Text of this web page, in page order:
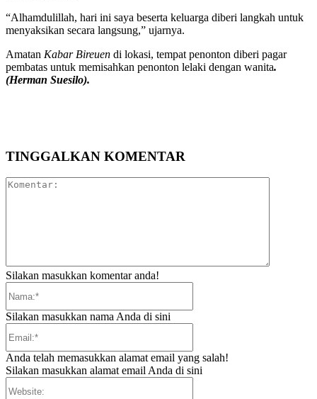
“Alhamdulillah, hari ini saya beserta keluarga diberi langkah untuk
menyaksikan secara langsung,” ujarnya.
Amatan Kabar Bireuen di lokasi, tempat penonton diberi pagar
pembatas untuk memisahkan penonton lelaki dengan wanita.
(Herman Suesilo).
TINGGALKAN KOMENTAR
Silakan masukkan komentar anda!
Silakan masukkan nama Anda di sini
Anda telah memasukkan alamat email yang salah!
Silakan masukkan alamat email Anda di sini